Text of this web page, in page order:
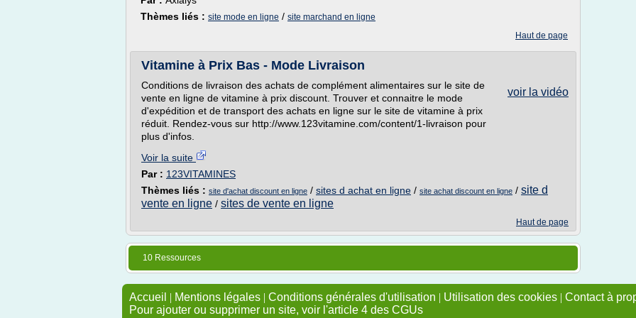
Thèmes liés : site mode en ligne / site marchand en ligne
Haut de page
Vitamine à Prix Bas - Mode Livraison
voir la vidéo
Conditions de livraison des achats de complément alimentaires sur le site de
vente en ligne de vitamine à prix discount. Trouver et connaitre le mode
d'expédition et de transport des achats en ligne sur le site de vitamine à prix
réduit. Rendez-vous sur http://www.123vitamine.com/content/1-livraison pour
plus d'infos.
Voir la suite
Par : 123VITAMINES
Thèmes liés : site d'achat discount en ligne / sites d achat en ligne / site achat discount en ligne / site d
vente en ligne / sites de vente en ligne
Haut de page
10 Ressources
Accueil | Mentions légales | Conditions générales d'utilisation | Utilisation des cookies | Contact à
Pour ajouter ou supprimer un site, voir l'article 4 des CGUs